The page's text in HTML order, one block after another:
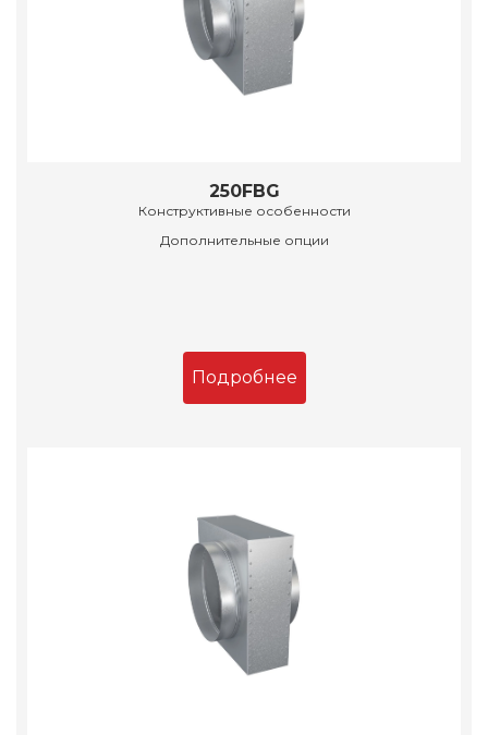
250FBG
Конструктивные особенности
Дополнительные опции
Подробнее